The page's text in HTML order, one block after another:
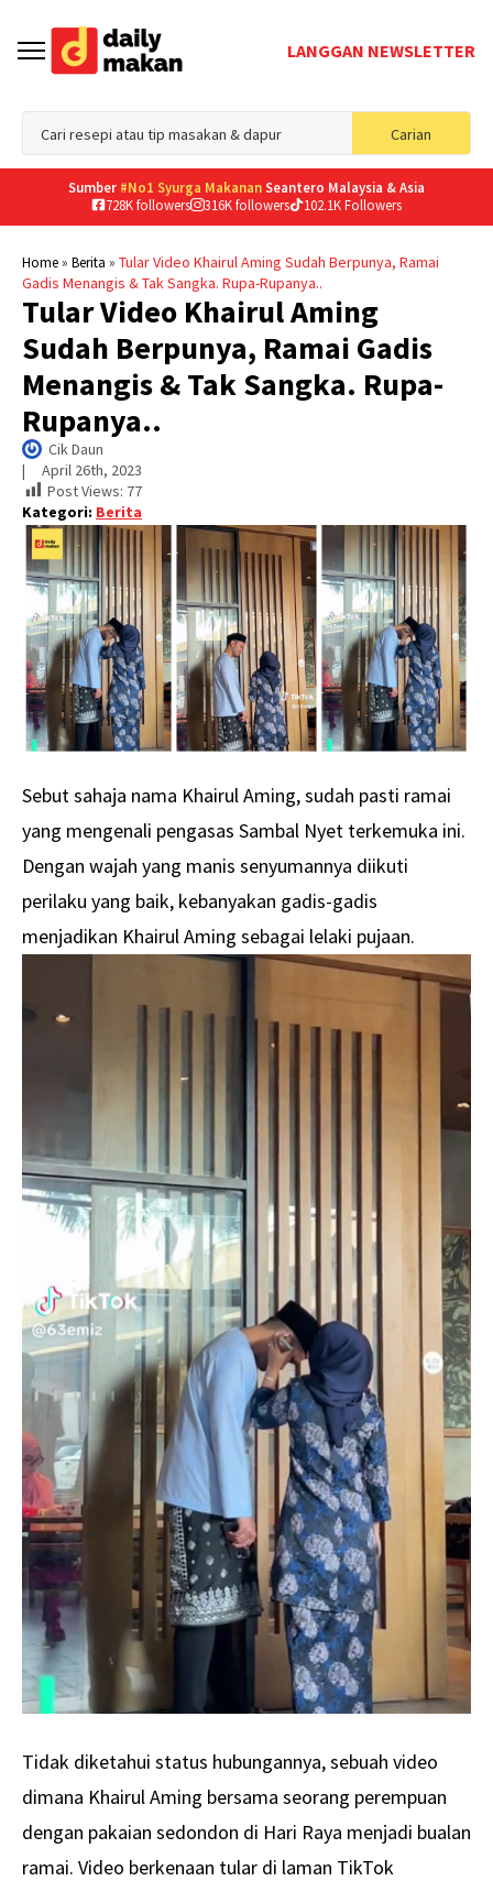
LANGGAN NEWSLETTER
Carian
for:
Sumber #No1 Syurga MakananSeantero Malaysia & Asia
728K followers
316K followers 102.1K Followers
Home» Berita » Tular Video Khairul Aming Sudah Berpunya, Ramai
Gadis Menangis & Tak Sangka. Rupa-Rupanya..
Tular Video Khairul Aming
Sudah Berpunya, Ramai Gadis
Menangis & Tak Sangka. Rupa-
Rupanya..
Cik Daun
| April 26th, 2023
Post Views: 77
Kategori: Berita
Sebut sahaja nama Khairul Aming, sudah pasti ramai
yang mengenali pengasas Sambal Nyet terkemuka ini.
Dengan wajah yang manis senyumannya diikuti
perilaku yang baik, kebanyakan gadis-gadis
menjadikan Khairul Aming sebagai lelaki pujaan.
Tidak diketahui status hubungannya, sebuah video
dimana Khairul Aming bersama seorang perempuan
dengan pakaian sedondon di Hari Raya menjadi bualan
ramai. Video berkenaan tular di laman TikTok